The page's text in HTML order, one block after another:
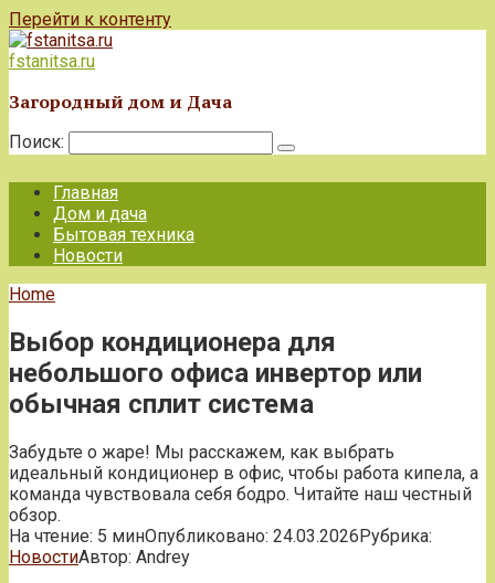
Перейти к контенту
fstanitsa.ru
Загородный дом и Дача
Поиск:
Главная
Дом и дача
Бытовая техника
Новости
Home
Выбор кондиционера для
небольшого офиса инвертор или
обычная сплит система
Забудьте о жаре! Мы расскажем, как выбрать
идеальный кондиционер в офис, чтобы работа кипела, а
команда чувствовала себя бодро. Читайте наш честный
обзор.
На чтение: 5 минОпубликовано: 24.03.2026Рубрика:
НовостиАвтор: Andrey